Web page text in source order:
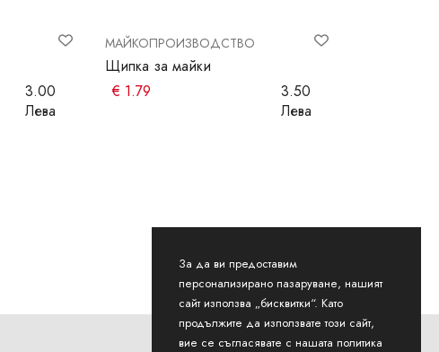
3.00
Лева
МАЙКОПРОИЗВОДСТВО
Щипка за майки
€ 1.79
3.50
Лева
За да ви предоставим
персонализирано пазаруване, нашият
сайт използва „бисквитки“. Като
продължите да използвате този сайт,
вие се съгласявате с нашата политика